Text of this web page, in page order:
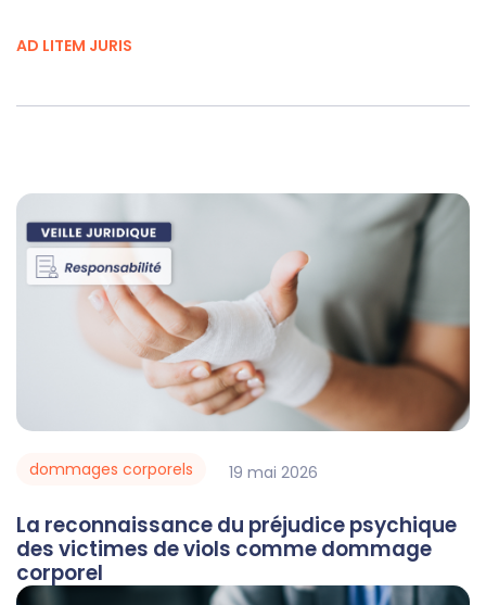
AD LITEM JURIS
La reconnaissance du préjudice psychique
des victimes de viols comme dommage
corporel
19 mai 2026
dommages corporels